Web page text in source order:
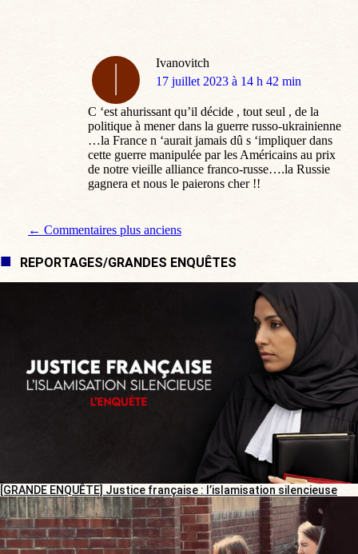
Ivanovitch
dit
17 juillet 2023 à 14 h 42 min
C ‘est ahurissant qu’il décide , tout seul , de la
politique à mener dans la guerre russo-ukrainienne
…la France n ‘aurait jamais dû s ‘impliquer dans
cette guerre manipulée par les Américains au prix
de notre vieille alliance franco-russe….la Russie
gagnera et nous le paierons cher !!
Navigation de commentaire
← Commentaires plus anciens
REPORTAGES/GRANDES ENQUÊTES
[GRANDE ENQUÊTE] Justice française : l’islamisation silencieuse